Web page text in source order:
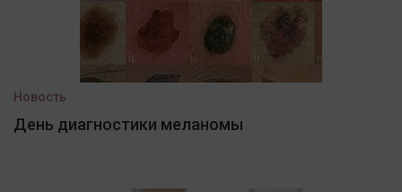
Новость
День диагностики меланомы